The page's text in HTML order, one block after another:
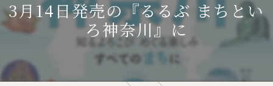
3月14日発売の『るるぶ まちとい
ろ神奈川』に